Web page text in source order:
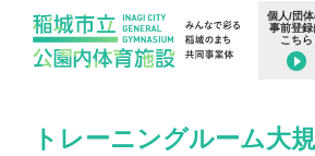
個人/団
事前登録
こちら
トレーニングルーム大